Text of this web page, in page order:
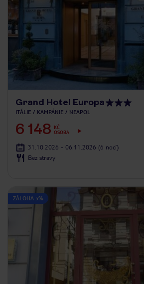
Grand Hotel Europa
ITÁLIE KAMPÁNIE NEAPOL
6 148
KČ
OSOBA
31.10.2026 - 06.11.2026 (6 nocí)
Bez stravy
ZÁLOHA 5%